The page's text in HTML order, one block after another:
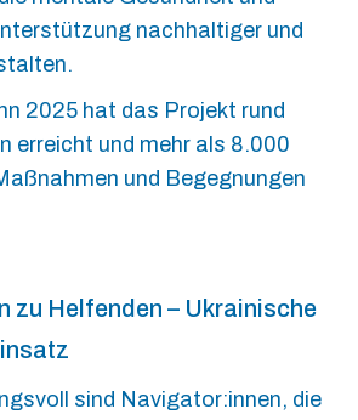
nachhaltiger und
2025 hat das Projekt rund
erreicht und mehr als 8.000
und Begegnungen
zu Helfenden – Ukrainische
sind Navigator:innen, die